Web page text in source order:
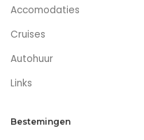
Accomodaties
Cruises
Autohuur
Links
Bestemingen